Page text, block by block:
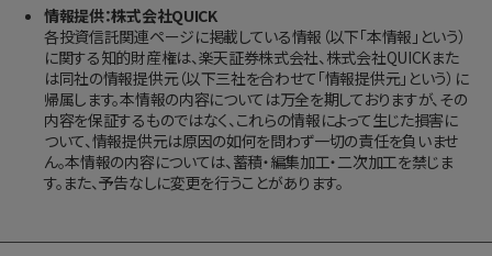
情報提供：株式会社QUICK
各投資信託関連ページに掲載している情報（以下「本情報」という）
に関する知的財産権は、楽天証券株式会社、株式会社QUICKまた
は同社の情報提供元（以下三社を合わせて「情報提供元」という）に
帰属します。本情報の内容については万全を期しておりますが、その
内容を保証するものではなく、これらの情報によって生じた損害に
ついて、情報提供元は原因の如何を問わず一切の責任を負いませ
ん。本情報の内容については、蓄積・編集加工・二次加工を禁じま
す。また、予告なしに変更を行うことがあります。